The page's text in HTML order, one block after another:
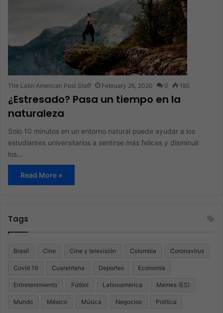
The Latin American Post Staff February 26, 2020 0 185
¿Estresado? Pasa un tiempo en la
naturaleza
Solo 10 minutos en un entorno natural puede ayudar a los
estudiantes universitarios a sentirse más felices y disminuir
los…
Read More »
Tags
Brasil Cine Cine y televisión Colombia Coronavirus
Covid 19 Cuarentena Deportes Economía
Entretenimiento Fútbol Latinoamérica Memes (ES)
Mundo México Música Negocios Politica